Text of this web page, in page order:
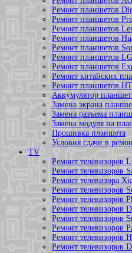
Ремонт планшетов
Ремонт планшетов
Ремонт планшетов
Ремонт планшетов
Ремонт планшетов
Ремонт планшетов LG
Ремонт планшетов
Ремонт китайских
Ремонт планшетов
Аккумулятор
Замена экрана
Замена разъема
Замена модуля на
Прошивка планшета
Условия сдачи в
TV
Ремонт телевизоров
Ремонт телевизоров
Ремонт телевизора
Ремонт телевизоров
Ремонт телевизоров
Ремонт телевизоров
Ремонт телевизоров
Ремонт телевизоров
Ремонт телевизоров
Ремонт телевизоров